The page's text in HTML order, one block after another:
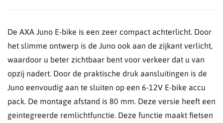
De AXA Juno E-bike is een zeer compact achterlicht. Door
het slimme ontwerp is de Juno ook aan de zijkant verlicht,
waardoor u beter zichtbaar bent voor verkeer dat u van
opzij nadert. Door de praktische druk aansluitingen is de
Juno eenvoudig aan te sluiten op een 6-12V E-bike accu
pack. De montage afstand is 80 mm. Deze versie heeft een
geintegreerde remlichtfunctie. Deze functie maakt fietsen